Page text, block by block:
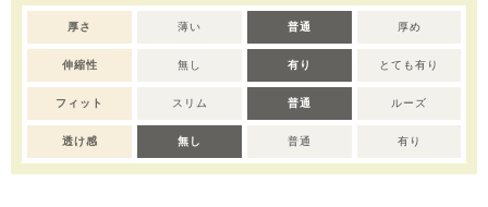
厚さ 薄い 普通 厚め
伸縮性 無し 有り とても有り
フィット スリム 普通 ルーズ
透け感 無し 普通 有り